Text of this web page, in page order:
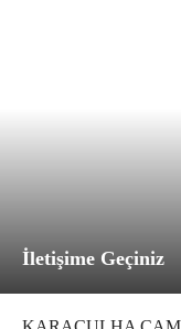
İletişime Geçiniz